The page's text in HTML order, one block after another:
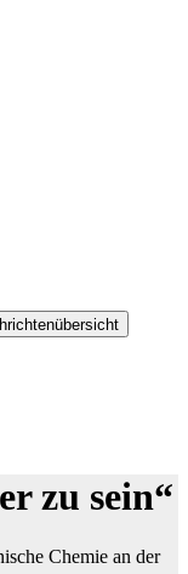
zu sein“
Chemie an der